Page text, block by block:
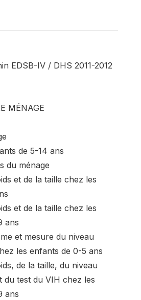
EDSB-IV / DHS 2011-2012
MÉNAGE
de 5-14 ans
du ménage
et de la taille chez les
et de la taille chez les
ans
et mesure du niveau
les enfants de 0-5 ans
de la taille, du niveau
du test du VIH chez les
ans